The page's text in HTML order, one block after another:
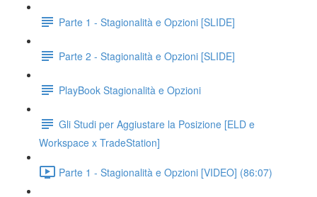
Parte 1 - Stagionalità e Opzioni [SLIDE]
Parte 2 - Stagionalità e Opzioni [SLIDE]
PlayBook Stagionalità e Opzioni
Gli Studi per Aggiustare la Posizione [ELD e
Workspace x TradeStation]
Parte 1 - Stagionalità e Opzioni [VIDEO] (86:07)